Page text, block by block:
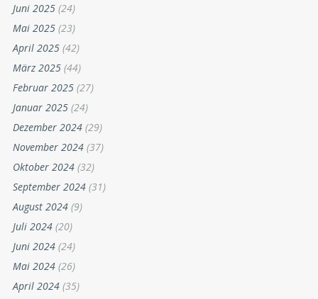
Juni 2025 (24)
Mai 2025 (23)
April 2025 (42)
März 2025 (44)
Februar 2025 (27)
Januar 2025 (24)
Dezember 2024 (29)
November 2024 (37)
Oktober 2024 (32)
September 2024 (31)
August 2024 (9)
Juli 2024 (20)
Juni 2024 (24)
Mai 2024 (26)
April 2024 (35)